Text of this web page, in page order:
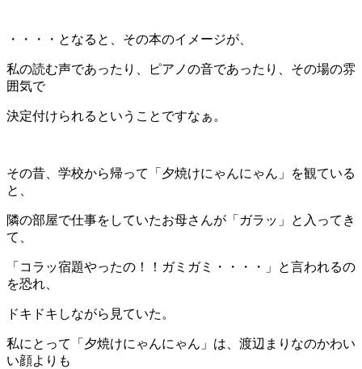
・・・・となると、その本のイメージが、
私の読む声であったり、ピアノの音であったり、その場の雰
囲気で
決定付けられるということですなぁ。
その昔、学校から帰って「夕焼けにゃんにゃん」を観ている
と、
隣の部屋で仕事をしていたお母さんが「ガラッ」と入ってき
て、
「コラッ宿題やったの！！ガミガミ・・・・」と言われるの
を恐れ、
ドキドキしながら見ていた。
私にとって「夕焼けにゃんにゃん」は、渡辺まりなのかわい
い顔よりも